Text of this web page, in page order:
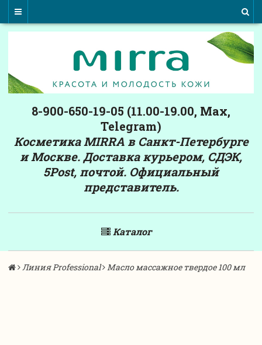
8-900-650-19-05 (11.00-19.00, Max,
Telegram)
Косметика MIRRA в Санкт-Петербурге
и Москве. Доставка курьером, СДЭК,
5Post, почтой. Официальный
представитель.
Каталог
Линия Professional Масло массажное твердое 100 мл